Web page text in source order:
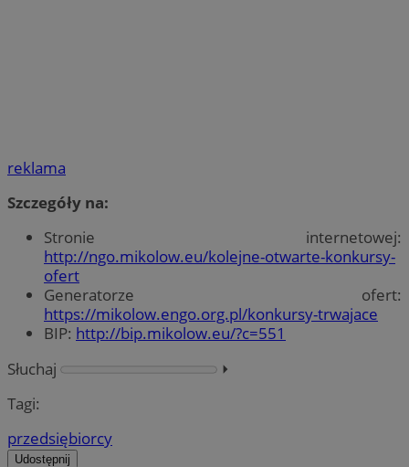
reklama
Szczegóły na:
Stronie internetowej:
http://ngo.mikolow.eu/kolejne-otwarte-konkursy-
ofert
Generatorze ofert:
https://mikolow.engo.org.pl/konkursy-trwajace
BIP: http://bip.mikolow.eu/?c=551
Słuchaj
⏵︎
Tagi:
przedsiębiorcy
Udostępnij